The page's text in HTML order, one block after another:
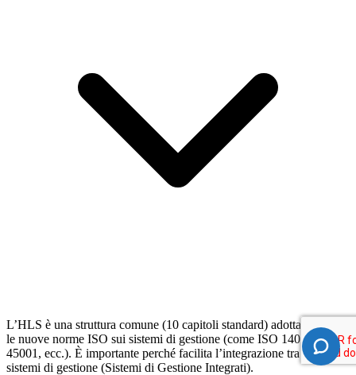
L’HLS è una struttura comune (10 capitoli standard) adottata da tutte
le nuove norme ISO sui sistemi di gestione (come ISO 14001, ISO
45001, ecc.). È importante perché facilita l’integrazione tra i diversi
sistemi di gestione (Sistemi di Gestione Integrati).